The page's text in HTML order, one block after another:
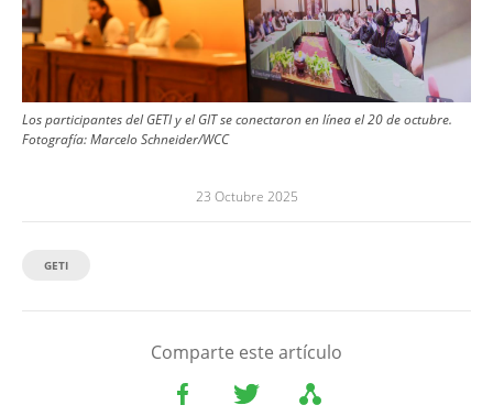
Los participantes del GETI y el GIT se conectaron en línea el 20 de octubre.
Fotografía:Marcelo Schneider/WCC
23 Octubre 2025
GETI
Comparte este artículo